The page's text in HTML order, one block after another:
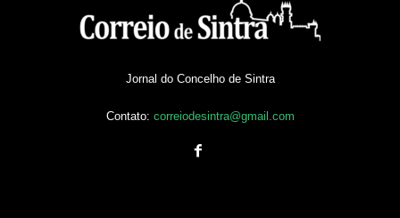
Jornal do Concelho de Sintra
Contato: correiodesintra@gmail.com